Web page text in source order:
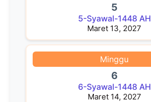
5
5-Syawal-1448 AH
Maret 13, 2027
Minggu
6
6-Syawal-1448 AH
Maret 14, 2027